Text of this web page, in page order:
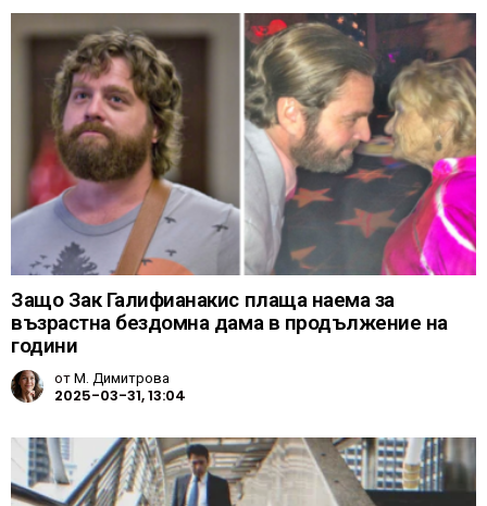
Защо Зак Галифианакис плаща наема за
възрастна бездомна дама в продължение на
години
отМ. Димитрова
2025-03-31, 13:04